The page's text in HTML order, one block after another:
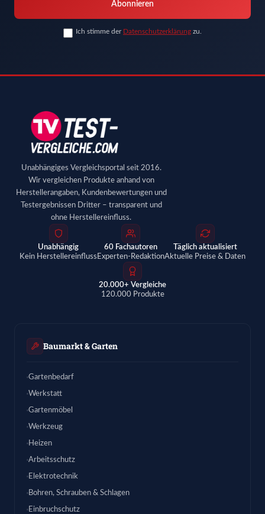
Abonnieren
Ich stimme der Datenschutzerklärung zu.
Unabhängiges Vergleichsportal seit 2016.
Wir vergleichen Produkte anhand von
Herstellerangaben, Kundenbewertungen und
Testergebnissen Dritter – transparent und
ohne Herstellereinfluss.
Unabhängig
Kein Herstellereinfluss
60 Fachautoren
Experten-Redaktion
Täglich aktualisiert
Aktuelle Preise & Daten
20.000+ Vergleiche
120.000 Produkte
Baumarkt & Garten
Gartenbedarf
Werkstatt
Gartenmöbel
Werkzeug
Heizen
Arbeitsschutz
Elektrotechnik
Bohren, Schrauben & Schlagen
Einbruchschutz